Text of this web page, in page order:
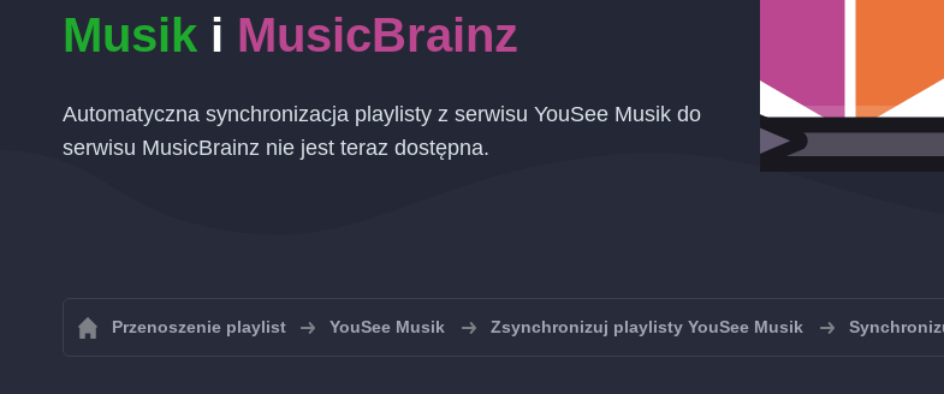
Musik i MusicBrainz
Automatyczna synchronizacja playlisty z serwisu YouSee Musik do
serwisu MusicBrainz nie jest teraz dostępna.
Przenoszenie playlist YouSee Musik Zsynchronizuj playlisty YouSee Musik